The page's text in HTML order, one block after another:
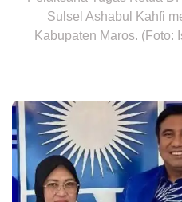
Sulsel Ashabul Kahfi
Kabupaten Maros. (Foto: